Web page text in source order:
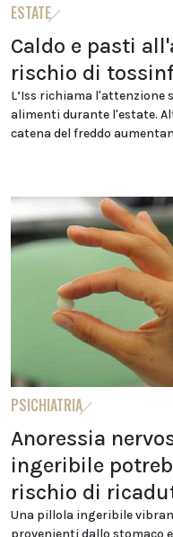
ESTATE
Caldo e pasti
rischio di
L’Iss richiama l'attenzione
alimenti durante l'estate.
catena del freddo
PSICHIATRIA
Anoressia
ingeribile
rischio di
Una pillola ingeribile
provenienti dallo stomaco